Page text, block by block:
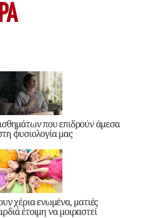
που επιδρούν άμεσα
φυσιολογία μας
χέρια ενωμένα, ματιές
έτοιμη να μοιραστεί